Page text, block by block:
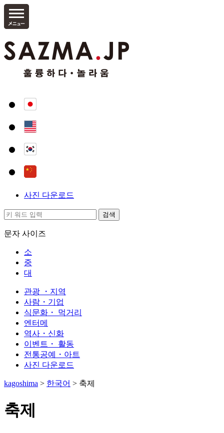
사진 다운로드
문자 사이즈
소
중
대
관광 ・지역
사람・기업
식문화・ 먹거리
엔터메
역사・신화
이벤트・ 활동
전통공예・아트
사진 다운로드
kagoshima > 한국어 > 축제
축제